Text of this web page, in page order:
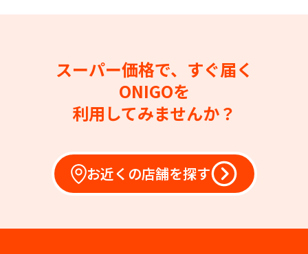
スーパー価格で、すぐ届く
ONIGOを
利用してみませんか？
お近くの店舗を探す